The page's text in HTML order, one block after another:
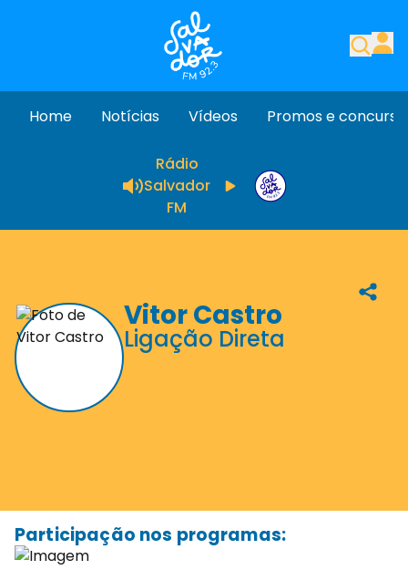
Home Notícias Vídeos Promos e
Rádio
Salvador
FM
Vitor Castro
Ligação Direta
Participação nos programas: